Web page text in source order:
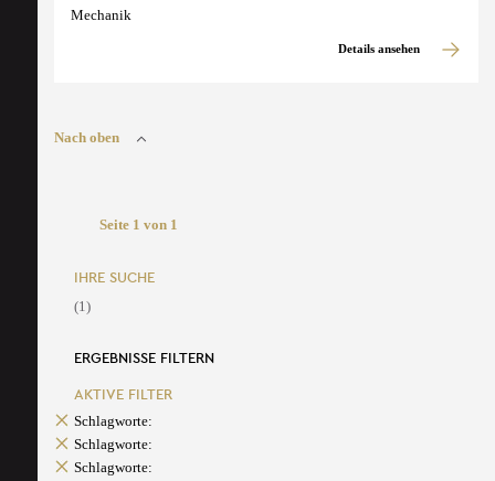
Mechanik
Details ansehen
Nach oben
Seite 1 von 1
IHRE SUCHE
(1)
ERGEBNISSE FILTERN
AKTIVE FILTER
Schlagworte:
Schlagworte:
Schlagworte: